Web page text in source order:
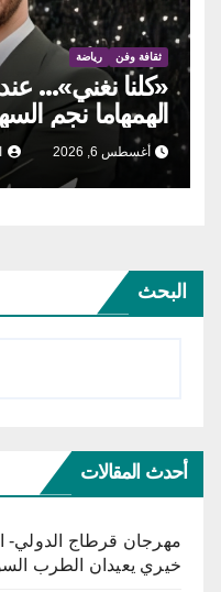
ثقافة وفن رياضة
«كلنا نغني»…
الهمهاما نجم
أغسطس 6, 2026
البحث
أحدث المقالات
خيري يعيدان الطرب